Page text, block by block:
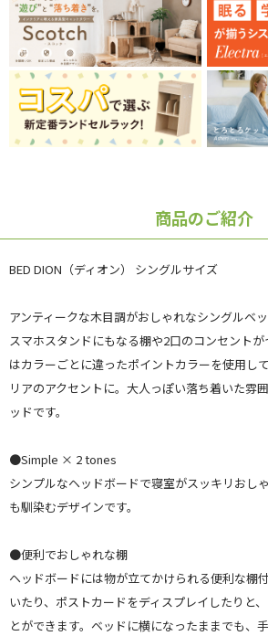
商品のご紹介
BED DION（ディオン） シングルサイズ
アンティークな木目調がおしゃれなシングルベ
スマホスタンドにもなる棚や2口のコンセント
はカラーごとに違ったポイントカラーを使用し
リアのアクセントに。大人っぽい落ち着いた雰
ッドです。
●Simple × 2 tones
シンプルなヘッドボードで寝室がスッキリおし
も馴染むデザインです。
●便利でおしゃれな棚
ヘッドボードには物が立てかけられる便利な棚
いたり、ポストカードをディスプレイしたりと
とができます。ベッドに横になったままでも、